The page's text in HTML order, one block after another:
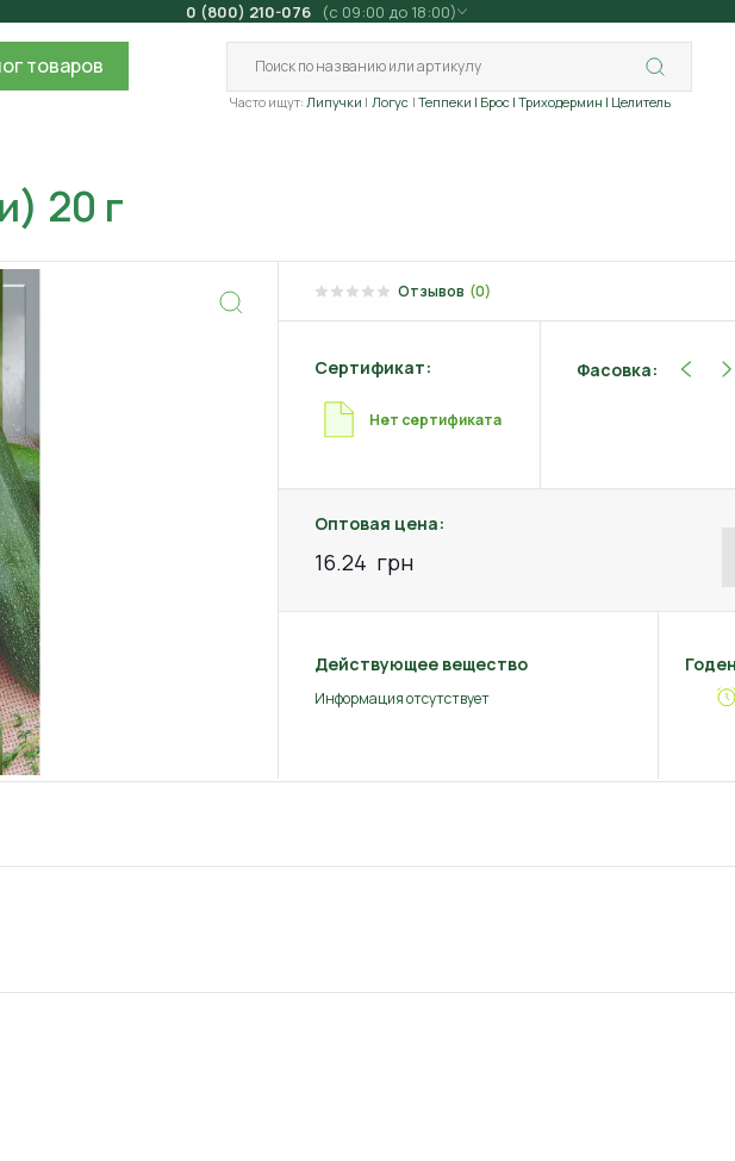
0 (800) 210-076 (с 09:00 до 18:00)
товаров
Часто ищут: Липучки Логус Теппеки | Брос | Триходермин | Целитель
20 г
Отзывов (0)
Сертификат:
Нет сертификата
Фасовка:
Оптовая цена:
16.24 грн
Действующее вещество
Информация отсутствует